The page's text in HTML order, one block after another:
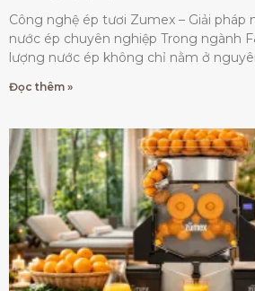
Công nghệ ép tươi Zumex – Giải pháp
nước ép chuyên nghiệp Trong ngành
lượng nước ép không chỉ nằm ở
Đọc thêm »